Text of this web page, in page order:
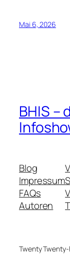
Mai 6, 2026
BHIS –
Blog
Impressum
FAQs
Autoren
Twenty Twenty-